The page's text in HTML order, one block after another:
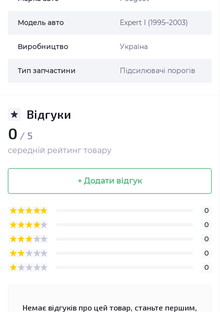
Модель авто Expert I (1995–2003)
Виробництво Україна
Тип запчастини Підсилювачі порогів
Відгуки
0 / 5
середній рейтинг товару
+ Додати відгук
0
0
0
0
0
Немає відгуків про цей товар, станьте першим,